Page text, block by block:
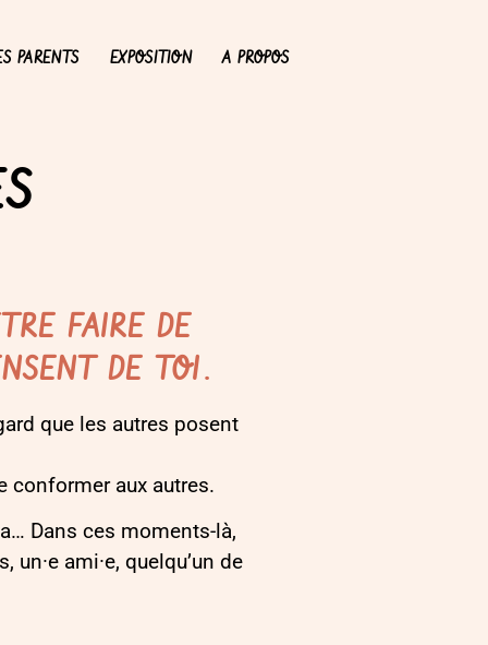
PARENTS EXPOSITION A PROPOS
FAIRE DE
DE TOI.
que les autres posent
conformer aux autres.
Dans ces moments-là,
ami·e, quelqu’un de